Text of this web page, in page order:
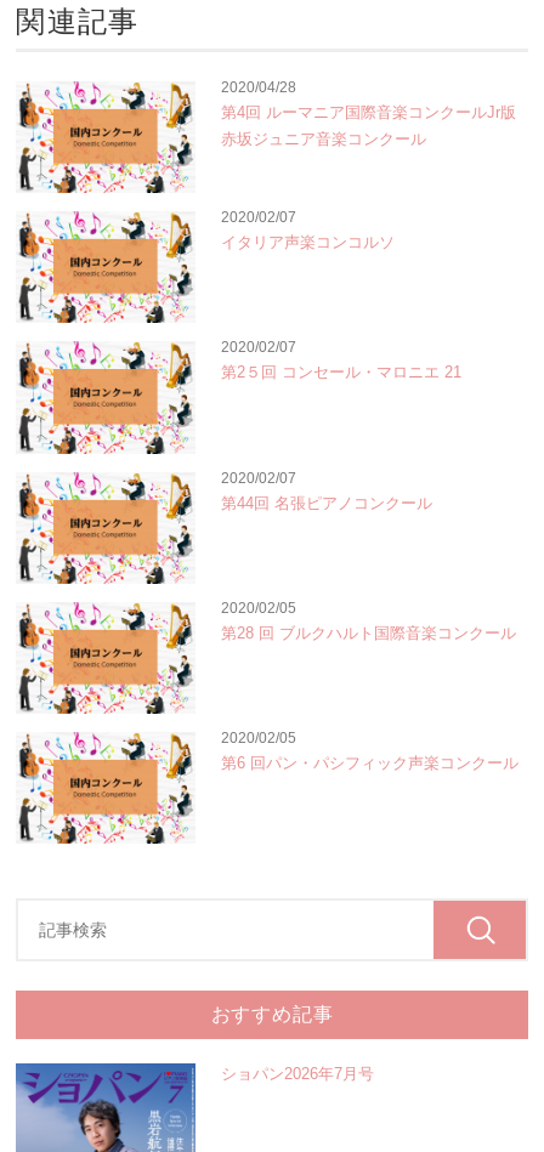
関連記事
2020/04/28
第4回 ルーマニア国際音楽コンクールJr版
赤坂ジュニア音楽コンクール
2020/02/07
イタリア声楽コンコルソ
2020/02/07
第2５回 コンセール・マロニエ 21
2020/02/07
第44回 名張ピアノコンクール
2020/02/05
第28 回 ブルクハルト国際音楽コンクール
2020/02/05
第6 回パン・パシフィック声楽コンクール
おすすめ記事
ショパン2026年7月号